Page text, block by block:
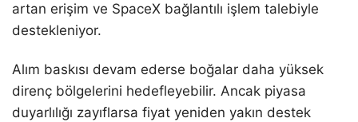
artan erişim ve SpaceX bağlantılı işlem talebiyle
destekleniyor.
Alım baskısı devam ederse boğalar daha yüksek
direnç bölgelerini hedefleyebilir. Ancak piyasa
duyarlılığı zayıflarsa fiyat yeniden yakın destek